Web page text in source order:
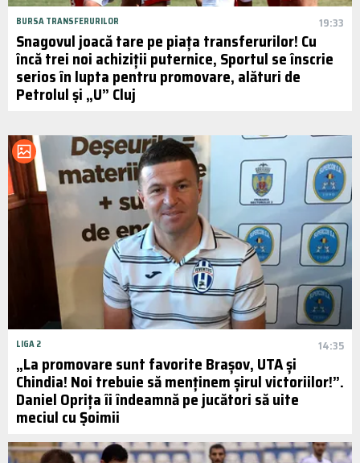
BURSA TRANSFERURILOR 19:33
Snagovul joacă tare pe piața transferurilor! Cu
încă trei noi achiziții puternice, Sportul se înscrie
serios în lupta pentru promovare, alături de
Petrolul și „U” Cluj
LIGA 2 14:35
„La promovare sunt favorite Brașov, UTA și
Chindia! Noi trebuie să menținem șirul victoriilor!”.
Daniel Oprița îi îndeamnă pe jucători să uite
meciul cu Șoimii